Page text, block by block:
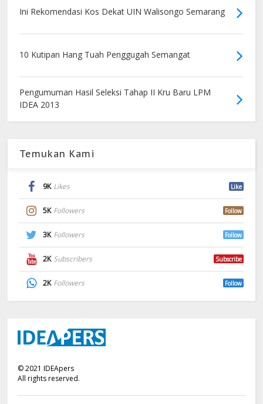
Ini Rekomendasi Kos Dekat UIN Walisongo Semarang
10 Kutipan Hang Tuah Penggugah Semangat
Pengumuman Hasil Seleksi Tahap II Kru Baru LPM
IDEA 2013
Temukan Kami
9K Likes Like
5K Followers Follow
3K Followers Follow
2K Subscribers Subscribe
2K Followers Follow
©2021 IDEApers
All rights reserved.